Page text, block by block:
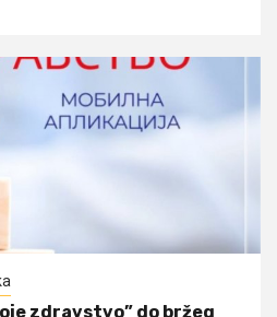
zdravstvo” do bržeg